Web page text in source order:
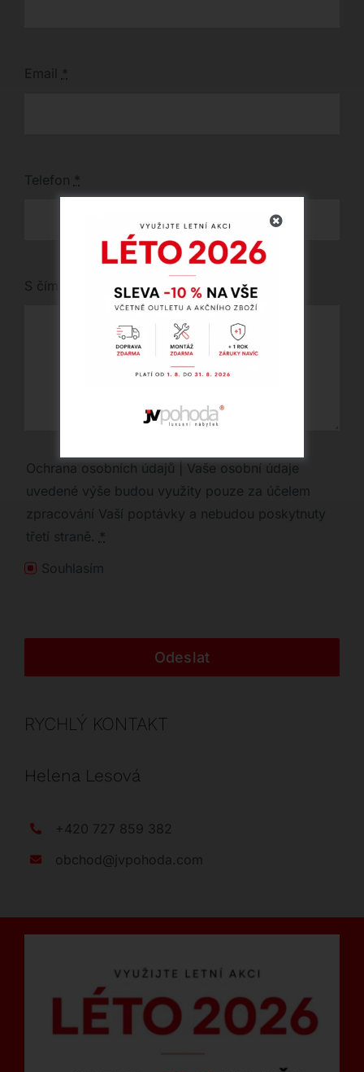
Email *
Telefon *
S čím vám můžeme pomoci?
Ochrana osobních údajů | Vaše osobní údaje
uvedené výše budou využity pouze za účelem
zpracování Vaší poptávky a nebudou poskytnuty
třetí straně. *
Souhlasím
Odeslat
RYCHLÝ KONTAKT
Helena Lesová
+420 727 859 382
obchod@jvpohoda.com